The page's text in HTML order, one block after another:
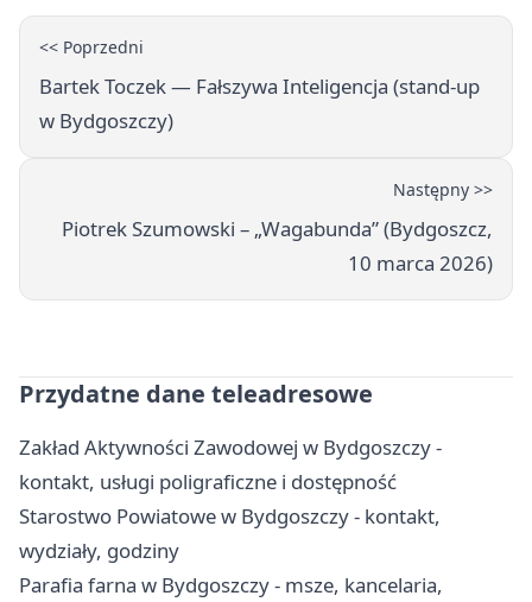
<< Poprzedni
Bartek Toczek — Fałszywa Inteligencja (stand-up
w Bydgoszczy)
Następny >>
Piotrek Szumowski – „Wagabunda” (Bydgoszcz,
10 marca 2026)
Przydatne dane teleadresowe
Zakład Aktywności Zawodowej w Bydgoszczy -
kontakt, usługi poligraficzne i dostępność
Starostwo Powiatowe w Bydgoszczy - kontakt,
wydziały, godziny
Parafia farna w Bydgoszczy - msze, kancelaria,